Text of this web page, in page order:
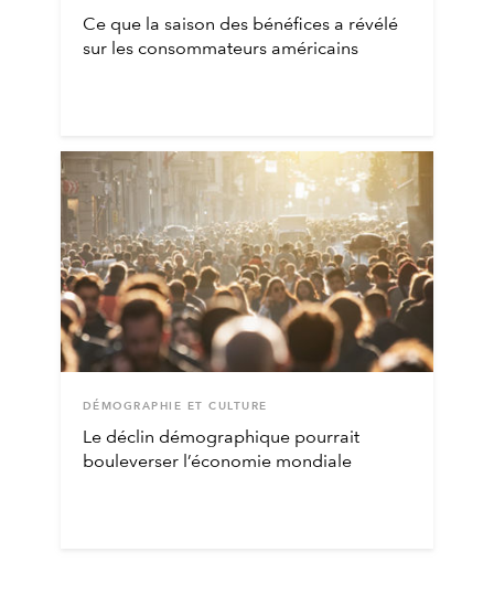
Ce que la saison des bénéfices a révélé
sur les consommateurs américains
DÉMOGRAPHIE ET CULTURE
Le déclin démographique pourrait
bouleverser l’économie mondiale